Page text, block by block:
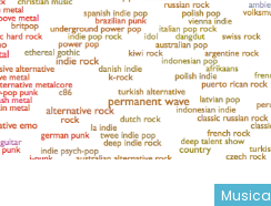
Musica